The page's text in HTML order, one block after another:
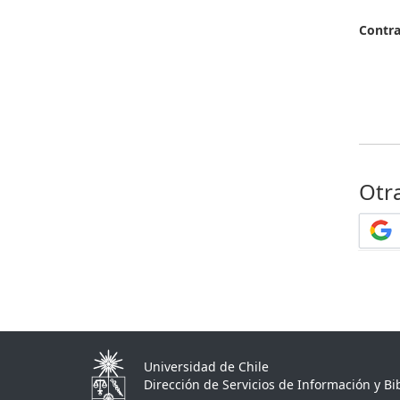
Universidad de Chile
Dirección de Servicios de Información y